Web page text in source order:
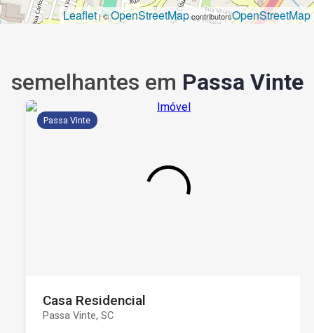
Leaflet| ©OpenStreetMapcontributorsOpenStreetMap
semelhantes em Passa Vinte
Passa Vinte
Casa Residencial
Passa Vinte, SC